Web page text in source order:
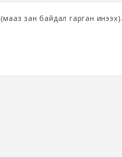
(мааз зан байдал гарган инээх).